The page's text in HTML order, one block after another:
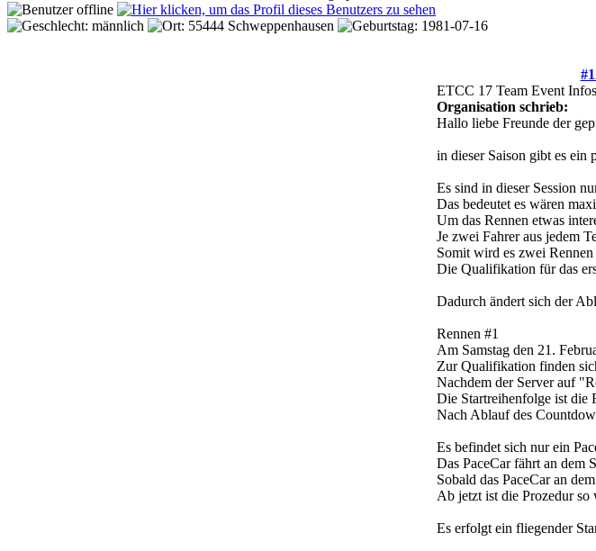
ETCC 17 Team Event Infos
Organisation schrieb:
Hallo liebe Freunde der
in dieser Saison gibt es ein
Es sind in dieser Session
Das bedeutet es wären
Um das Rennen etwas
Je zwei Fahrer aus jedem
Somit wird es zwei
Die Qualifikation für das
Dadurch ändert sich der
Rennen #1
Am Samstag den 21.
Zur Qualifikation finden
Nachdem der Server auf
Die Startreihenfolge ist die
Nach Ablauf des
Es befindet sich nur ein
Das PaceCar fährt an dem
Sobald das PaceCar an
Ab jetzt ist die Prozedur so
Es erfolgt ein fliegender